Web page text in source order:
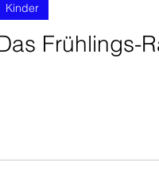
Frühlings-
Kinder